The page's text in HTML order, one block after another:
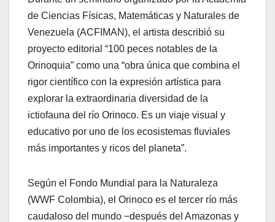
de Ciencias Físicas, Matemáticas y Naturales de
Venezuela (ACFIMAN), el artista describió su
proyecto editorial “100 peces notables de la
Orinoquia” como una “obra única que combina el
rigor científico con la expresión artística para
explorar la extraordinaria diversidad de la
ictiofauna del río Orinoco. Es un viaje visual y
educativo por uno de los ecosistemas fluviales
más importantes y ricos del planeta”.
Según el Fondo Mundial para la Naturaleza
(WWF Colombia), el Orinoco es el tercer río más
caudaloso del mundo −después del Amazonas y